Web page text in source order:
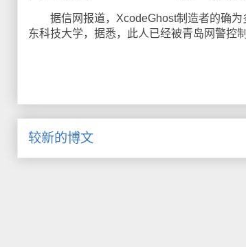
据信网报道，XcodeGhost制造者的确为
东科技大学，据悉，此人已经被青岛网警控
较新的博文